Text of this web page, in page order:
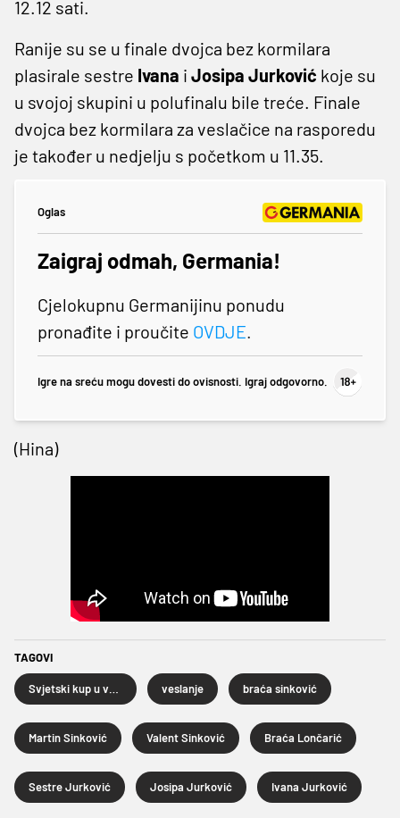
12.12 sati.
Ranije su se u finale dvojca bez kormilara
plasirale sestre Ivana i Josipa Jurković koje su
u svojoj skupini u polufinalu bile treće. Finale
dvojca bez kormilara za veslačice na rasporedu
je također u nedjelju s početkom u 11.35.
Oglas
Zaigraj odmah, Germania!
Cjelokupnu Germanijinu ponudu
pronađite i proučite OVDJE.
Igre na sreću mogu dovesti do ovisnosti. Igraj odgovorno.
(Hina)
TAGOVI
veslanje braća sinković
Martin Sinković Valent Sinković Braća Lončarić
Sestre Jurković Josipa Jurković Ivana Jurković